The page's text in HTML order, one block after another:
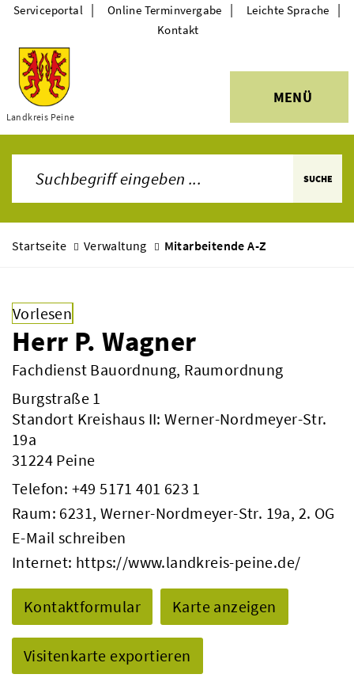
Themen
Landkreis Peine
MENÜ
Serviceportal | Online Terminvergabe | Leichte Sprache |
Kontakt
SUCHE
Startseite Verwaltung Mitarbeitende A-Z
Vorlesen
Herr P. Wagner
Fachdienst Bauordnung, Raumordnung
Burgstraße 1
Standort Kreishaus II: Werner-Nordmeyer-Str.
19a
31224 Peine
Telefon: +49 5171 401 623 1
Raum: 6231, Werner-Nordmeyer-Str. 19a, 2. OG
E-Mail schreiben
Internet: https://www.landkreis-peine.de/
Kontaktformular Karte anzeigen
Visitenkarte exportieren